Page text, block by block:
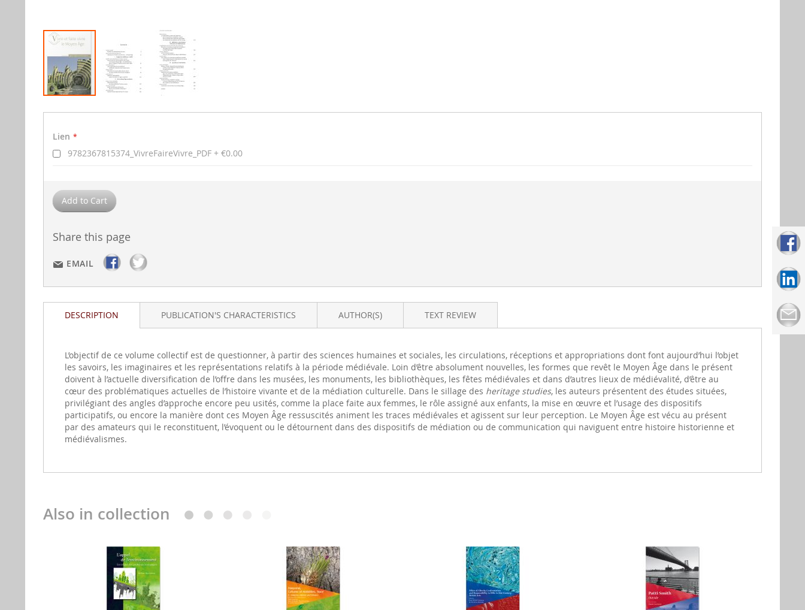
to
beginning
Lien
9782367815374_VivreFaireVivre_PDF
€0.00
Add to Cart
Share this page
EMAIL
DESCRIPTION
L’objectif de ce volume collectif est de questionner, à partir des sciences humaines et sociales, les circulations, réceptions et appropriations dont font aujourd’hui l’objet
les savoirs, les imaginaires et les représentations relatifs à la période médiévale. Loin d’être absolument nouvelles, les formes que revêt le Moyen Âge dans le présent
doivent à l’actuelle diversification de l’offre dans les musées, les monuments, les bibliothèques, les fêtes médiévales et dans d’autres lieux de médiévalité, d’être au
cœur des problématiques actuelles de l’histoire vivante et de la médiation culturelle. Dans le sillage des heritage studies, les auteurs présentent des études situées,
privilégiant des angles d’approche encore peu usités, comme la place faite aux femmes, le rôle assigné aux enfants, la mise en œuvre et l’usage des dispositifs
participatifs, ou encore la manière dont ces Moyen Âge ressuscités animent les traces médiévales et agissent sur leur perception. Le Moyen Âge est vécu au présent
par des amateurs qui le reconstituent, l’évoquent ou le détournent dans des dispositifs de médiation ou de communication qui naviguent entre histoire historienne et
médiévalismes.
PUBLICATION'S CHARACTERISTICS AUTHOR(S) TEXT REVIEW
Also in collection